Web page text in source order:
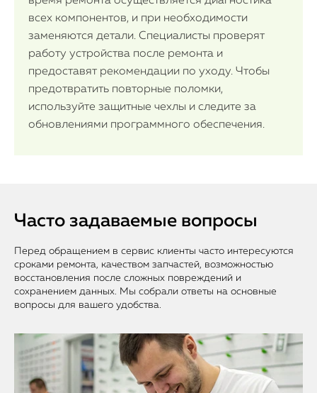
всех компонентов, и при необходимости
заменяются детали. Специалисты проверят
работу устройства после ремонта и
предоставят рекомендации по уходу. Чтобы
предотвратить повторные поломки,
используйте защитные чехлы и следите за
обновлениями программного обеспечения.
Часто задаваемые вопросы
Перед обращением в сервис клиенты часто интересуются
сроками ремонта, качеством запчастей, возможностью
восстановления после сложных повреждений и
сохранением данных. Мы собрали ответы на основные
вопросы для вашего удобства.